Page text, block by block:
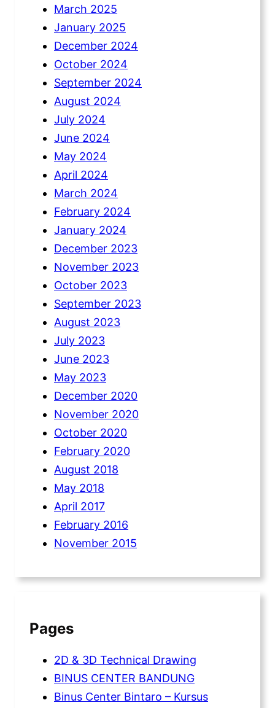
March 2025
January 2025
December 2024
October 2024
September 2024
August 2024
July 2024
June 2024
May 2024
April 2024
March 2024
February 2024
January 2024
December 2023
November 2023
October 2023
September 2023
August 2023
July 2023
June 2023
May 2023
December 2020
November 2020
October 2020
February 2020
August 2018
May 2018
April 2017
February 2016
November 2015
Pages
2D & 3D Technical Drawing
BINUS CENTER BANDUNG
Binus Center Bintaro – Kursus